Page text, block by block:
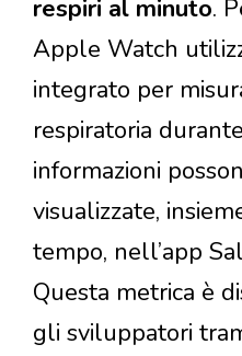
respiri al minuto.
Apple Watch
integrato per
respiratoria
informazioni
visualizzate,
tempo, nell’app
Questa metrica è
gli sviluppatori